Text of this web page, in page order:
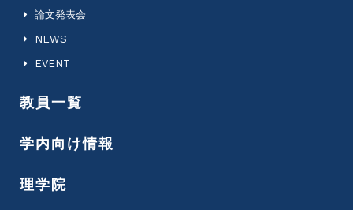
論文発表会
NEWS
EVENT
教員一覧
学内向け情報
理学院